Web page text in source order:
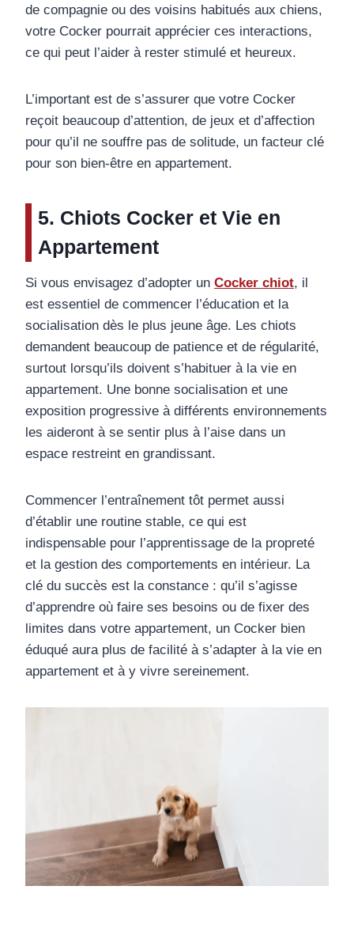
de compagnie ou des voisins habitués aux chiens,
votre Cocker pourrait apprécier ces interactions,
ce qui peut l’aider à rester stimulé et heureux.
L’important est de s’assurer que votre Cocker
reçoit beaucoup d’attention, de jeux et d’affection
pour qu’il ne souffre pas de solitude, un facteur clé
pour son bien-être en appartement.
5. Chiots Cocker et Vie en
Appartement
Si vous envisagez d’adopter un Cocker chiot, il
est essentiel de commencer l’éducation et la
socialisation dès le plus jeune âge. Les chiots
demandent beaucoup de patience et de régularité,
surtout lorsqu’ils doivent s’habituer à la vie en
appartement. Une bonne socialisation et une
exposition progressive à différents environnements
les aideront à se sentir plus à l’aise dans un
espace restreint en grandissant.
Commencer l’entraînement tôt permet aussi
d’établir une routine stable, ce qui est
indispensable pour l’apprentissage de la propreté
et la gestion des comportements en intérieur. La
clé du succès est la constance : qu’il s’agisse
d’apprendre où faire ses besoins ou de fixer des
limites dans votre appartement, un Cocker bien
éduqué aura plus de facilité à s’adapter à la vie en
appartement et à y vivre sereinement.